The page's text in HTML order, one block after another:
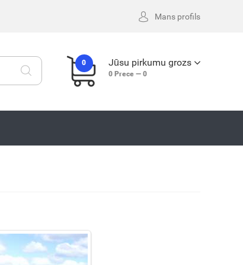
Mans profils
0 Jūsu pirkumu grozs
0 Prece — 0